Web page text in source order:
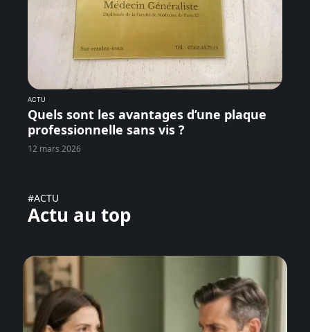
ACTU
Quels sont les avantages d’une plaque
professionnelle sans vis ?
12 mars 2026
#ACTU
Actu au top